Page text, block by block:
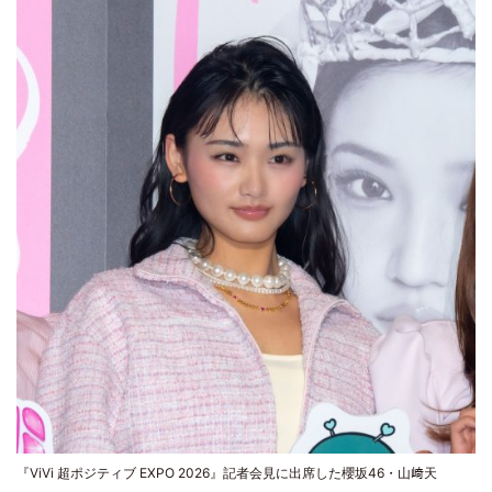
『ViVi 超ポジティブ EXPO 2026』記者会見に出席した櫻坂46・山﨑天